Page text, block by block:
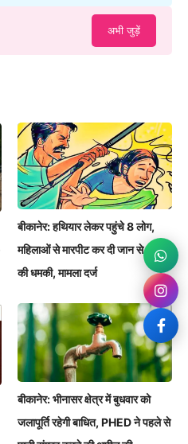
अभी जुड़ें
बीकानेर: हथियार लेकर पहुंचे 8 लोग,
महिलाओं से मारपीट कर दी जान से मारने
की धमकी, मामला दर्ज
बीकानेर: भीनासर क्षेत्र में बुधवार को
जलापूर्ति रहेगी बाधित, PHED ने पहले से